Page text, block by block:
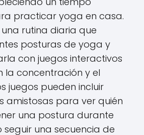
practicar yoga en casa.
rutina diaria que
posturas de yoga y
con juegos interactivos
la concentración y el
juegos pueden incluir
amistosas para ver quién
una postura durante
una secuencia de